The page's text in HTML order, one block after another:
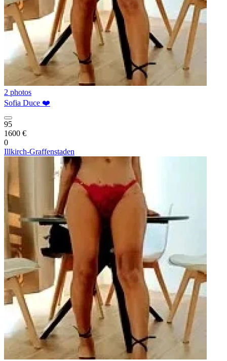
2 photos
Sofia Duce ❤️
95
1600 €
0
Illkirch-Graffenstaden